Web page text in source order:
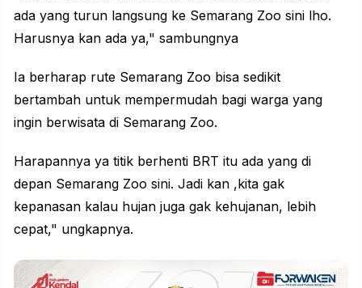
ada yang turun langsung ke Semarang Zoo sini lho.
Harusnya kan ada ya," sambungnya
Ia berharap rute Semarang Zoo bisa sedikit
bertambah untuk mempermudah bagi warga yang
ingin berwisata di Semarang Zoo.
Harapannya ya titik berhenti BRT itu ada yang di
depan Semarang Zoo sini. Jadi kan ,kita gak
kepanasan kalau hujan juga gak kehujanan, lebih
cepat," ungkapnya.